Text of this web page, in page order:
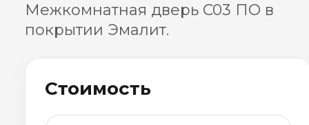
Межкомнатная дверь C03 ПО в
покрытии Эмалит.
Стоимость